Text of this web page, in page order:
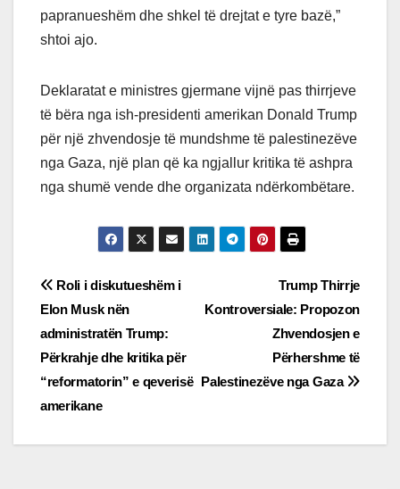
papranueshëm dhe shkel të drejtat e tyre bazë,”
shtoi ajo.
Deklaratat e ministres gjermane vijnë pas thirrjeve
të bëra nga ish-presidenti amerikan Donald Trump
për një zhvendosje të mundshme të palestinezëve
nga Gaza, një plan që ka ngjallur kritika të ashpra
nga shumë vende dhe organizata ndërkombëtare.
Post
navigation
Trump Thirrje
Kontroversiale: Propozon
Zhvendosjen e
Përhershme të
Palestinezëve nga Gaza
Roli i diskutueshëm i
Elon Musk nën
administratën Trump:
Përkrahje dhe kritika për
“reformatorin” e qeverisë
amerikane